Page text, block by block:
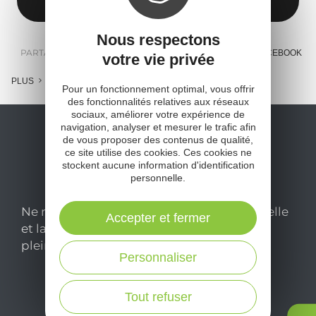
PARTAGER : E-MAIL MESSENGER FACEBOOK
PLUS
Ne manquez pas notre newsletter mensuelle
et laissez-vous inspirer pour profiter
pleinement de votre séjour en Aveyron.
Je m'abonne ici
Nous respectons
votre vie privée
Pour un fonctionnement optimal, vous offrir
des fonctionnalités relatives aux réseaux
sociaux, améliorer votre expérience de
navigation, analyser et mesurer le trafic afin
de vous proposer des contenus de qualité,
ce site utilise des cookies. Ces cookies ne
stockent aucune information d'identification
personnelle.
Tout refuser
Personnaliser
Accepter et fermer